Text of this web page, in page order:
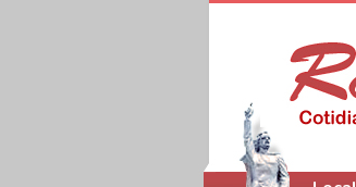
Meniu